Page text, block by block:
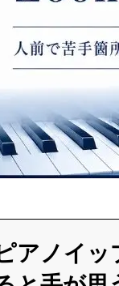
アノイッ